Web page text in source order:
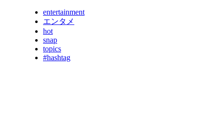
entertainment
エンタメ
hot
snap
topics
#hashtag